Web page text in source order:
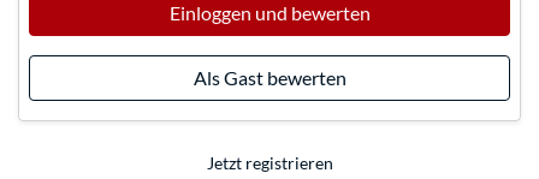
Einloggen und bewerten
Als Gast bewerten
Jetzt registrieren